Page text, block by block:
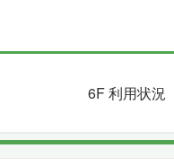
6F 利用状況